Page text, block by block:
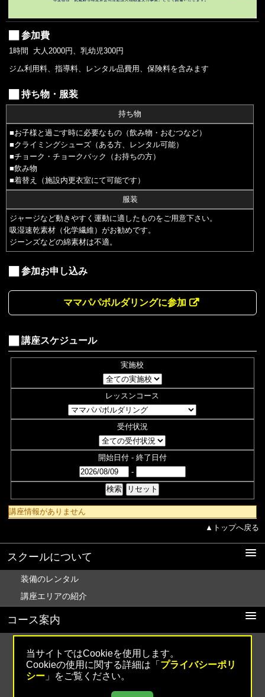
当サイトではCookieを使用します。
Cookieの使用に関する詳細は「 プライバシーポリ
シー」をご覧ください。
参加費
1時間 大人2000円、乳幼児300円
ジム利用料、指導料、レンタル品費用、保険料を含みます
持ち物・服装
持ち物
■お子様と過ごす時に必要なもの（飲み物・おむつなど）
■クライミングシューズ（ある方、レンタル可能）
■チョーク・チョークバック（お持ちの方）
■飲み物
■着替え（施設内更衣室にて可能です）
服装
ジャージなど動きやすく運動に適したものをご用意下さい。
吸湿速乾素材（化学繊維）がお勧めです。
ジーンズなどの綿素材は不適。
参加お申し込み
ママパパボルダリングに参加
講座スケジュール
実施校
レッスンコース
受付状況
開始日付 - 終了日付
-
講座情報がありません
▲トップへ戻る
スクールについて
装備のレンタル
講座エリアの紹介
コース案内
インドアクライミング
キッズクライミング
ロープクライミング練習会